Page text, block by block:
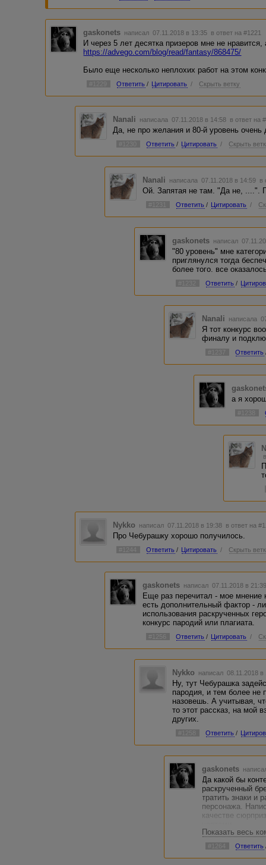
gaskonets написал 07.11.2018 в 13:35 в ответ на #1221
И через 5 лет десятка призеров мне не
https://advego.com/blog/read/fantasy/868475/
Было еще несколько неплохих работ на этом
#1229 Ответить / Цитировать / Скрыть ветку
Nanali написала 07.11.2018 в 14:58 в ответ на
Да, не про желания и 80-й уровень очень
#1230 Ответить / Цитировать / Скрыть
Nanali написала 07.11.2018 в 14:59 в
Ой. Запятая не там. "Да не, ....".
#1231 Ответить / Цитировать /
gaskonets написал
"80 уровень" мне
приглянулся тогда
более того. все
#1232 Ответить /
Nanali написала
Я тот конкурс
финалу и
#1237 Ответить
а я
#1238
Nykko написал 07.11.2018 в 19:38 в ответ на
Про Чебурашку хорошо получилось.
#1244 Ответить / Цитировать / Скрыть
gaskonets написал 07.11.2018 в
Еще раз перечитал - мое
есть дополнительный фактор -
использования раскрученных
конкурс пародий или плагиата.
#1256 Ответить / Цитировать /
Nykko написал 08.11.2018
Ну, тут Чебурашка
пародия, и тем более
назовешь. А учитывая,
то этот рассказ, на мой
других.
#1258 Ответить /
gaskonets
Да какой бы
раскрученный
тратить знаки и
персонажа.
качестве
В общем, тогда
повторяться
за годы.
Показать весь
#1264 Ответить